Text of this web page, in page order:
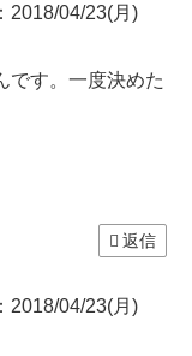
2018/04/23(月)
です。一度決めた
返信
2018/04/23(月)